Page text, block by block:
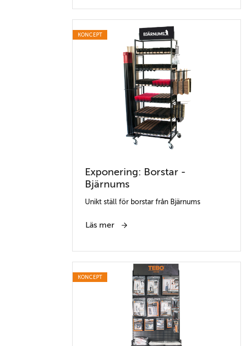
KONCEPT
Exponering: Borstar -
Bjärnums
Unikt ställ för borstar från Bjärnums
Läs mer
KONCEPT